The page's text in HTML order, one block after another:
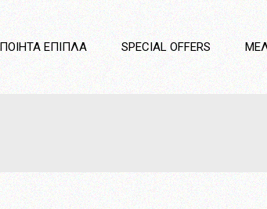
ΈΠΙΠΛΑ SPECIAL OFFERS
Κρεβατοκάμαρες
Καναπέδες
Καθιστικό
Διαχωριστικά